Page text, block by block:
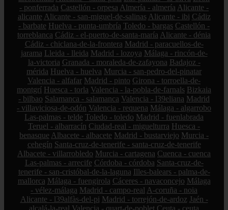
- ponferrada Castellón - orpesa Almería - almería Alicante -
alicante Alicante - san-miguel-de-salinas Alicante - ibi Cádiz
- barbate Huelva - punta-umbría Toledo - bargas Castellón -
torreblanca Cádiz - el-puerto-de-santa-maría Alicante - dénia
Cádiz - chiclana-de-la-frontera Madrid - paracuellos-de-
jarama Lleida - lleida Madrid - lozoya Málaga - rincón-de-
la-victoria Granada - moraleda-de-zafayona Badajoz -
mérida Huelva - huelva Murcia - san-pedro-del-pinatar
Valencia - alfafar Madrid - pinto Girona - torroella-de-
montgrí Huesca - torla Valencia - la-pobla-de-farnals Bizkaia
- bilbao Salamanca - salamanca Valencia - l39eliana Madrid
- villaviciosa-de-odón Valencia - requena Málaga - algarrobo
Las-palmas - telde Toledo - toledo Madrid - fuenlabrada
Teruel - albarracín Ciudad-real - miguelturra Huesca -
benasque Albacete - albacete Madrid - bustarviejo Murcia -
cehegín Santa-cruz-de-tenerife - santa-cruz-de-tenerife
Albacete - villarrobledo Murcia - cartagena Cuenca - cuenca
Las-palmas - arrecife Córdoba - córdoba Santa-cruz-de-
tenerife - san-cristóbal-de-la-laguna Illes-balears - palma-de-
mallorca Málaga - fuengirola Cáceres - navaconcejo Málaga
- vélez-málaga Madrid - campo-real A-coruña - noia
Alicante - l39alfàs-del-pi Madrid - torrejón-de-ardoz Jaén -
alcalá-la-real Valencia - quart-de-poblet Ceuta - ceuta